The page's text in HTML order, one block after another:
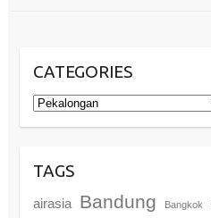
CATEGORIES
Categories
TAGS
airasia Bandung Bangkok